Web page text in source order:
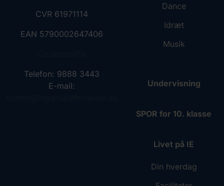
CVR 61971114
EAN 5790002647406
Telefon: 9888 3443
E-mail:
Dance
Idræt
Musik
Undervisning
SPOR for 10. klasse
Livet på IE
Din hverdag